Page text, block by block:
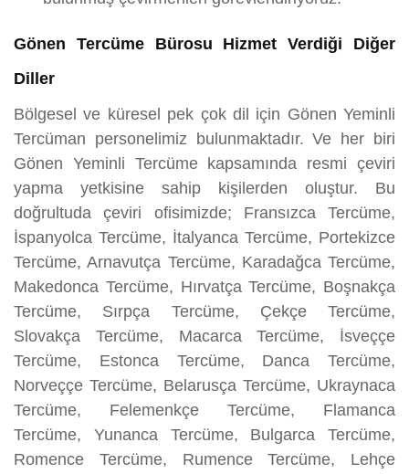
Gönen Tercüme Bürosu Hizmet Verdiği Diğer
Diller
Bölgesel ve küresel pek çok dil için Gönen Yeminli
Tercüman personelimiz bulunmaktadır. Ve her biri
Gönen Yeminli Tercüme kapsamında resmi çeviri
yapma yetkisine sahip kişilerden oluştur. Bu
doğrultuda çeviri ofisimizde; Fransızca Tercüme,
İspanyolca Tercüme, İtalyanca Tercüme, Portekizce
Tercüme, Arnavutça Tercüme, Karadağca Tercüme,
Makedonca Tercüme, Hırvatça Tercüme, Boşnakça
Tercüme, Sırpça Tercüme, Çekçe Tercüme,
Slovakça Tercüme, Macarca Tercüme, İsveççe
Tercüme, Estonca Tercüme, Danca Tercüme,
Norveççe Tercüme, Belarusça Tercüme, Ukraynaca
Tercüme, Felemenkçe Tercüme, Flamanca
Tercüme, Yunanca Tercüme, Bulgarca Tercüme,
Romence Tercüme, Rumence Tercüme, Lehçe